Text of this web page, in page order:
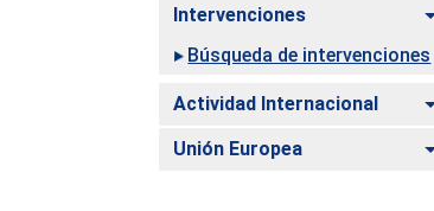
Intervenciones
Búsqueda de intervenciones
Actividad Internacional
Unión Europea